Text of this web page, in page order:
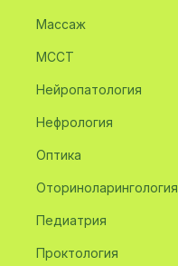
Массаж
МССТ
Нейропатология
Нефрология
Оптика
Оториноларингология
Педиатрия
Проктология